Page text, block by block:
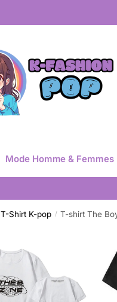
Mode Homme & Femmes
T-Shirt K-pop / T-shirt The